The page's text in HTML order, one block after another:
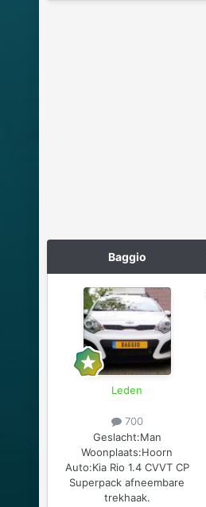
Baggio
Leden
700
Geslacht:Man
Woonplaats:Hoorn
Auto:Kia Rio 1.4 CVVT CP
Superpack afneembare
trekhaak.